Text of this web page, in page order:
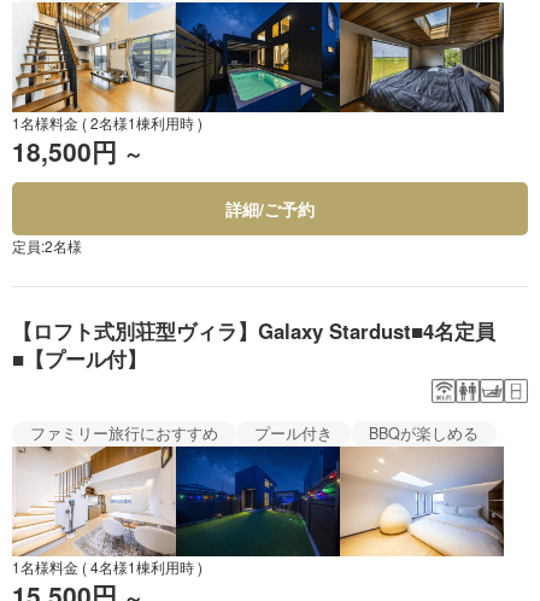
1名様料金 ( 2名様1棟利用時 )
18,500円 ～
詳細/ご予約
定員:2名様
【ロフト式別荘型ヴィラ】Galaxy Stardust■4名定員
■【プール付】
ファミリー旅行におすすめ プール付き BBQが楽しめる
1名様料金 ( 4名様1棟利用時 )